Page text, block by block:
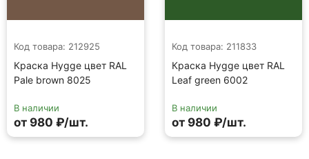
Код товара: 212925
Краска Hygge цвет RAL
Pale brown 8025
В наличии
от 980 ₽/шт.
Код товара: 211833
Краска Hygge цвет RAL
Leaf green 6002
В наличии
от 980 ₽/шт.